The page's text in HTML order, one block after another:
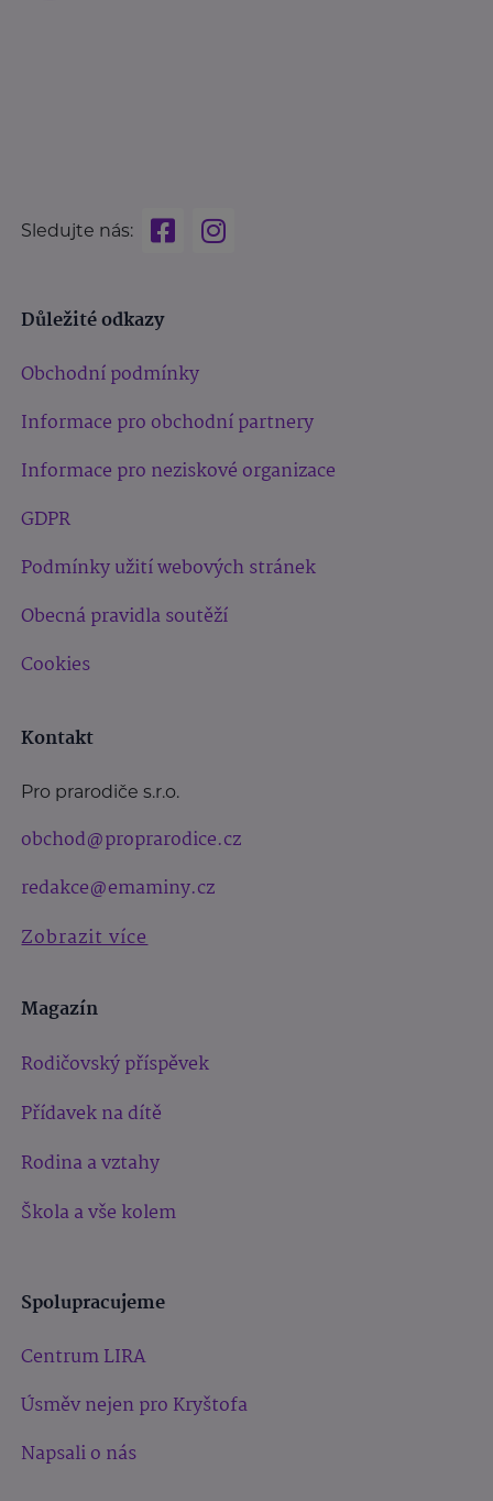
Sledujte nás:
Důležité odkazy
Obchodní podmínky
Informace pro obchodní partnery
Informace pro neziskové organizace
GDPR
Podmínky užití webových stránek
Obecná pravidla soutěží
Cookies
Kontakt
Pro prarodiče s.r.o.
obchod@proprarodice.cz
redakce@emaminy.cz
Zobrazit více
Magazín
Rodičovský příspěvek
Přídavek na dítě
Rodina a vztahy
Škola a vše kolem
Spolupracujeme
Centrum LIRA
Úsměv nejen pro Kryštofa
Napsali o nás